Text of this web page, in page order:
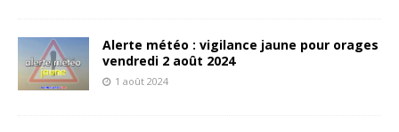
Alerte météo : vigilance jaune pour orages
vendredi 2 août 2024
1 août 2024